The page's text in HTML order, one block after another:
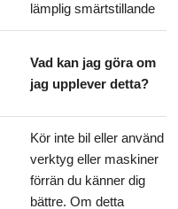
lämplig smärtstillande
Vad kan jag göra om
jag upplever detta?
Kör inte bil eller använd
verktyg eller maskiner
förrän du känner dig
bättre. Om detta